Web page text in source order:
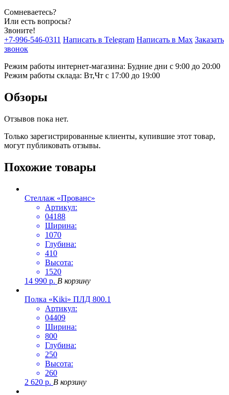
Сомневаетесь?
Или есть вопросы?
Звоните!
+7-996-546-0311 Написать в Telegram Написать в Max Заказать
звонок
Режим работы интернет-магазина: Будние дни с 9:00 до 20:00
Режим работы склада: Вт,Чт с 17:00 до 19:00
Обзоры
Отзывов пока нет.
Только зарегистрированные клиенты, купившие этот товар,
могут публиковать отзывы.
Похожие товары
Стеллаж «Прованс»
Артикул:
04188
Ширина:
1070
Глубина:
410
Высота:
1520
14 990 р. В корзину
Полка «Kiki» ПЛД 800.1
Артикул:
04409
Ширина:
800
Глубина:
250
Высота:
260
2 620 р. В корзину